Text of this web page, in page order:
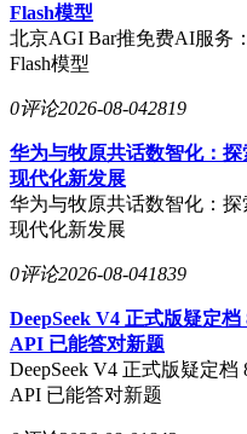
Flash模型
北京AGI Bar推免费AI服务
Flash模型
0评论2026-08-042819
华为与牧原共话数智化：
现代化新发展
华为与牧原共话数智化：
现代化新发展
0评论2026-08-041839
DeepSeek V4 正式版疑定
API 已能答对新题
DeepSeek V4 正式版疑定
API 已能答对新题